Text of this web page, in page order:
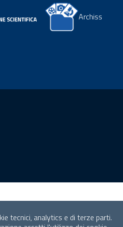
Archiss
tecnici, analytics e di terze parti.